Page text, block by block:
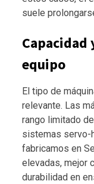
suele
equipo
El tipo de
relevante. Las
rango limitado
sistemas servo-
fabricamos en
elevadas, mejor
durabilidad en